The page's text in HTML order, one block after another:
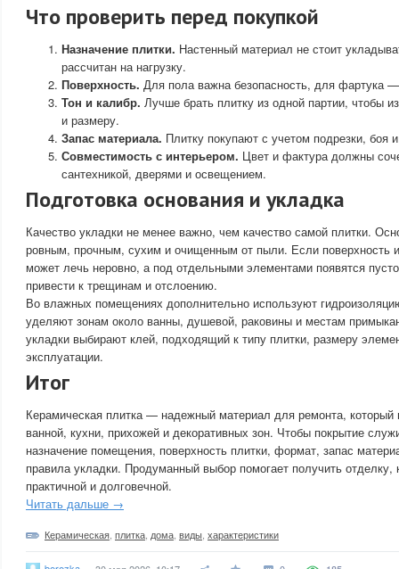
Что проверить перед покупкой
Назначение плитки. Настенный материал не стоит
рассчитан на нагрузку.
Поверхность. Для пола важна безопасность, для фартука —
Тон и калибр. Лучше брать плитку из одной партии, чтобы
и размеру.
Запас материала. Плитку покупают с учетом подрезки, боя
Совместимость с интерьером. Цвет и фактура должны
сантехникой, дверями и освещением.
Подготовка основания и укладка
Качество укладки не менее важно, чем качество самой плитки.
ровным, прочным, сухим и очищенным от пыли. Если поверхность
может лечь неровно, а под отдельными элементами появятся
привести к трещинам и отслоению.
Во влажных помещениях дополнительно используют
уделяют зонам около ванны, душевой, раковины и местам
укладки выбирают клей, подходящий к типу плитки, размеру
эксплуатации.
Итог
Керамическая плитка — надежный материал для ремонта, который
ванной, кухни, прихожей и декоративных зон. Чтобы покрытие
назначение помещения, поверхность плитки, формат, запас
правила укладки. Продуманный выбор помогает получить отделку,
практичной и долговечной.
Читать дальше →
Керамическая плитка дома виды характеристики